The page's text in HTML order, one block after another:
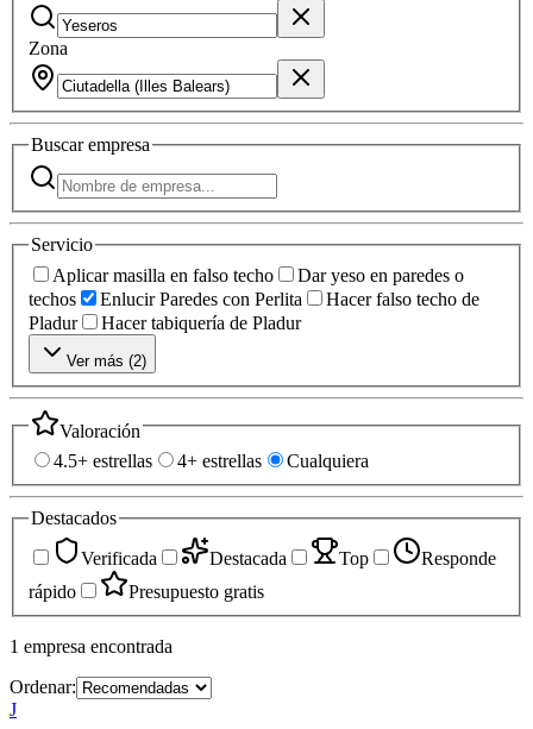
Zona
Buscarempresa
Servicio
Aplicar masilla en falso techo
Dar yeso en paredes o
techos
Enlucir Paredes con Perlita
Hacer falso techo de
Pladur
Hacer tabiquería de Pladur
Ver más (2)
Valoración
4.5+ estrellas
4+ estrellas Cualquiera
Destacados
Verificada
Destacada Top
Responde
rápido
Presupuesto gratis
1 empresa encontrada
Ordenar:
J